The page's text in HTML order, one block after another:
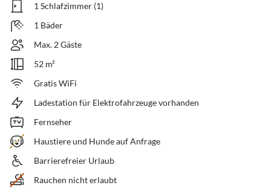
1 Schlafzimmer (1)
1 Bäder
Max. 2 Gäste
52 m²
Gratis WiFi
Ladestation für Elektrofahrzeuge vorhanden
Fernseher
Haustiere und Hunde auf Anfrage
Barrierefreier Urlaub
Rauchen nicht erlaubt